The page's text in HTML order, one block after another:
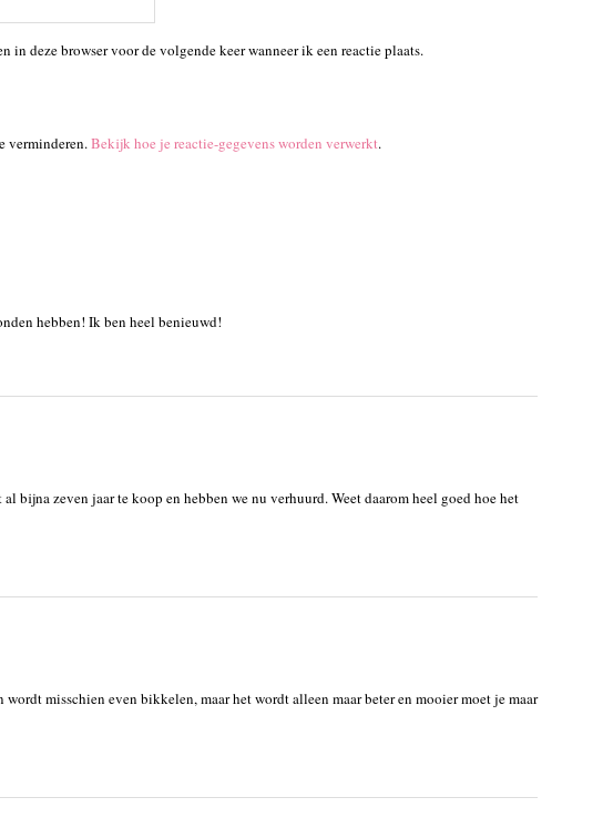
in deze browser voor de volgende keer wanneer ik een reactie plaats.
verminderen.Bekijk hoe je reactie-gegevens worden verwerkt.
hebben! Ik ben heel benieuwd!
bijna zeven jaar te koop en hebben we nu verhuurd. Weet daarom heel goed hoe het
misschien even bikkelen, maar het wordt alleen maar beter en mooier moet je maar